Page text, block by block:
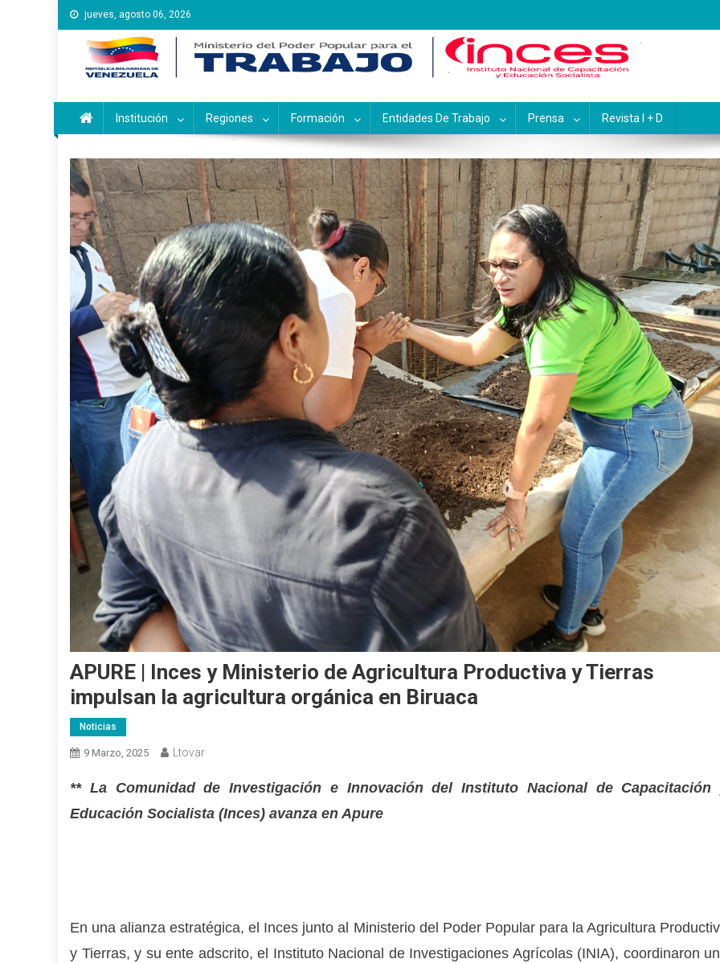
Saltar
al
contenido
jueves, agosto 06, 2026
Instituto Nacional de Capacitación y Educación
Inces
Institución Regiones Formación Entidades De Trabajo Prensa Revista I + D
APURE | Inces y Ministerio de Agricultura Productiva y Tierras
impulsan la agricultura orgánica en Biruaca
Noticias
9 Marzo, 2025 Ltovar
** La Comunidad de Investigación e Innovación del Instituto Nacional de Capacitación
Educación Socialista (Inces) avanza en Apure
En una alianza estratégica, el Inces junto al Ministerio del Poder Popular para la Agricultura
y Tierras, y su ente adscrito, el Instituto Nacional de Investigaciones Agrícolas (INIA), coordinaron